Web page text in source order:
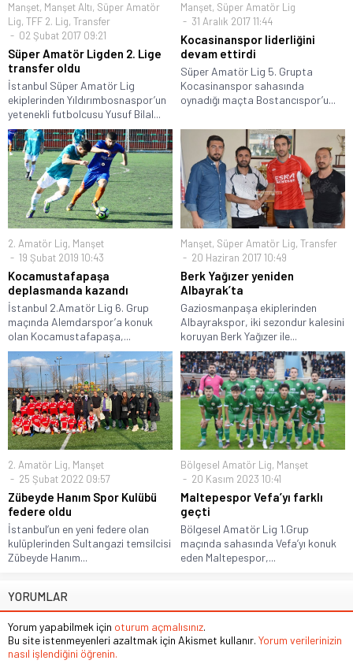
Manşet, Manşet Altı, Süper Amatör
Lig, TFF 2. Lig, Transfer
02 Şubat 2017 09:21
Süper Amatör Ligden 2. Lige
transfer oldu
İstanbul Süper Amatör Lig
ekiplerinden Yıldırımbosnaspor’un
yetenekli futbolcusu Yusuf Bilal...
Manşet, Süper Amatör Lig
31 Aralık 2017 11:44
Kocasinanspor liderliğini
devam ettirdi
Süper Amatör Lig 5. Grupta
Kocasinanspor sahasında
oynadığı maçta Bostancıspor’u...
2. Amatör Lig, Manşet
19 Şubat 2019 10:43
Kocamustafapaşa
deplasmanda kazandı
İstanbul 2.Amatör Lig 6. Grup
maçında Alemdarspor’a konuk
olan Kocamustafapaşa,...
Manşet, Süper Amatör Lig, Transfer
20 Haziran 2017 10:49
Berk Yağızer yeniden
Albayrak’ta
Gaziosmanpaşa ekiplerinden
Albayrakspor, iki sezondur kalesini
koruyan Berk Yağızer ile...
2. Amatör Lig, Manşet
25 Şubat 2022 09:57
Zübeyde Hanım Spor Kulübü
federe oldu
İstanbul’un en yeni federe olan
kulüplerinden Sultangazi temsilcisi
Zübeyde Hanım...
Bölgesel Amatör Lig, Manşet
20 Kasım 2023 10:41
Maltepespor Vefa’yı farklı
geçti
Bölgesel Amatör Lig 1.Grup
maçında sahasında Vefa’yı konuk
eden Maltepespor,...
YORUMLAR
Yorum yapabilmek için oturum açmalısınız.
Bu site istenmeyenleri azaltmak için Akismet kullanır. Yorum verilerinizin
nasıl işlendiğini öğrenin.